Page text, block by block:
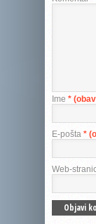
Ime *
E-pošta *
Web-